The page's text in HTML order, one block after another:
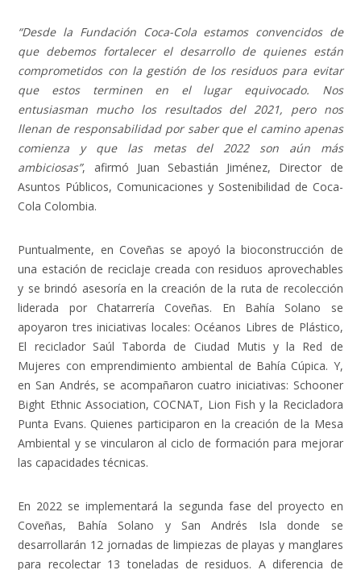
“Desde la Fundación Coca-Cola estamos convencidos de
que debemos fortalecer el desarrollo de quienes están
comprometidos con la gestión de los residuos para evitar
que estos terminen en el lugar equivocado. Nos
entusiasman mucho los resultados del 2021, pero nos
llenan de responsabilidad por saber que el camino apenas
comienza y que las metas del 2022 son aún más
ambiciosas”, afirmó Juan Sebastián Jiménez, Director de
Asuntos Públicos, Comunicaciones y Sostenibilidad de Coca-
Cola Colombia.
Puntualmente, en Coveñas se apoyó la bioconstrucción de
una estación de reciclaje creada con residuos aprovechables
y se brindó asesoría en la creación de la ruta de recolección
liderada por Chatarrería Coveñas. En Bahía Solano se
apoyaron tres iniciativas locales: Océanos Libres de Plástico,
El reciclador Saúl Taborda de Ciudad Mutis y la Red de
Mujeres con emprendimiento ambiental de Bahía Cúpica. Y,
en San Andrés, se acompañaron cuatro iniciativas: Schooner
Bight Ethnic Association, COCNAT, Lion Fish y la Recicladora
Punta Evans. Quienes participaron en la creación de la Mesa
Ambiental y se vincularon al ciclo de formación para mejorar
las capacidades técnicas.
En 2022 se implementará la segunda fase del proyecto en
Coveñas, Bahía Solano y San Andrés Isla donde se
desarrollarán 12 jornadas de limpiezas de playas y manglares
para recolectar 13 toneladas de residuos. A diferencia de